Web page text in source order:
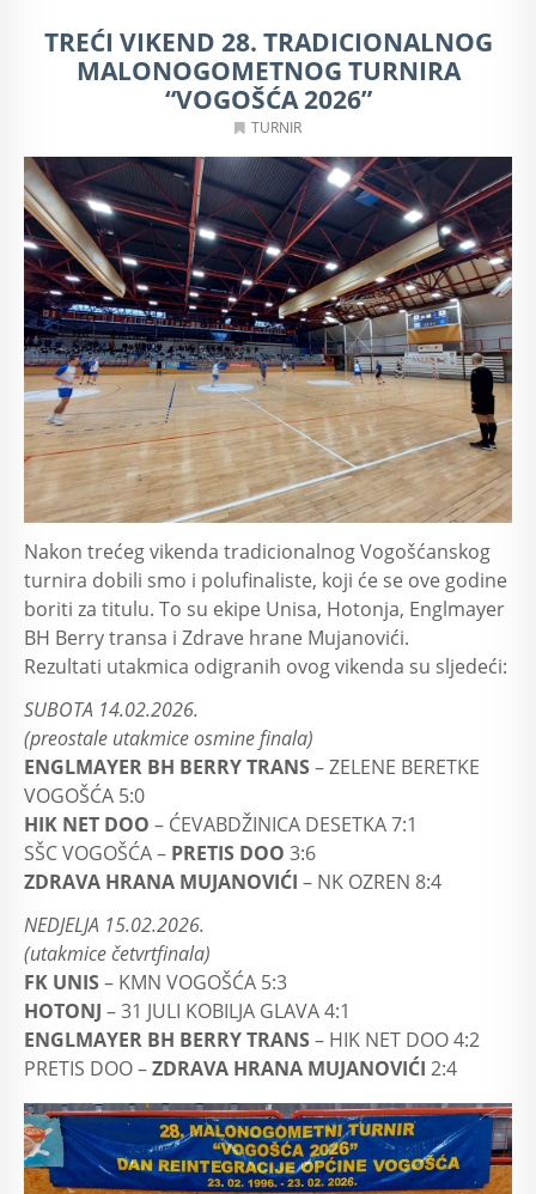
TREĆI VIKEND 28. TRADICIONALNOG
MALONOGOMETNOG TURNIRA
“VOGOŠĆA 2026”
TURNIR
Nakon trećeg vikenda tradicionalnog Vogošćanskog
turnira dobili smo i polufinaliste, koji će se ove godine
boriti za titulu. To su ekipe Unisa, Hotonja, Englmayer
BH Berry transa i Zdrave hrane Mujanovići.
Rezultati utakmica odigranih ovog vikenda su sljedeći:
SUBOTA 14.02.2026.
(preostale utakmice osmine finala)
ENGLMAYER BH BERRY TRANS– ZELENE BERETKE
VOGOŠĆA 5:0
HIK NET DOO – ĆEVABDŽINICA DESETKA 7:1
SŠC VOGOŠĆA – PRETIS DOO 3:6
ZDRAVA HRANA MUJANOVIĆI – NK OZREN 8:4
NEDJELJA 15.02.2026.
(utakmice četvrtfinala)
FK UNIS– KMN VOGOŠĆA 5:3
HOTONJ – 31 JULI KOBILJA GLAVA 4:1
ENGLMAYER BH BERRY TRANS– HIK NET DOO 4:2
PRETIS DOO –ZDRAVA HRANA MUJANOVIĆI 2:4